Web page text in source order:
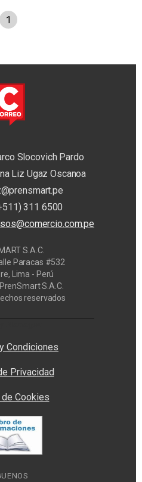
1
Slocovich Pardo
Liz Ugaz Oscanoa
311 6500
S.A.C.
Paracas #532
Lima - Perú
S.A.C.
reservados
Condiciones
Privacidad
Cookies